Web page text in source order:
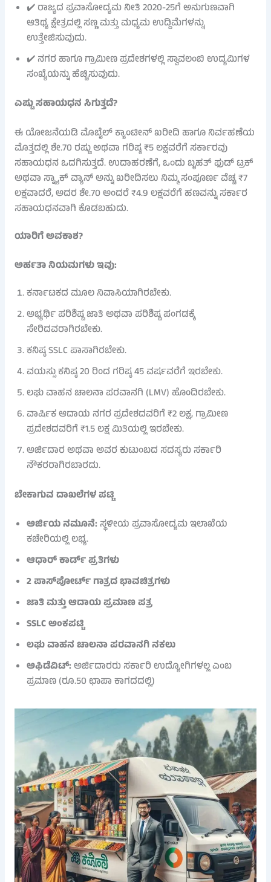
✔️ ರಾಜ್ಯದ ಪ್ರವಾಸೋದ್ಯಮ ನೀತಿ 2020-25ಗೆ ಅನುಗುಣವಾಗಿ
ಆತಿಥ್ಯ ಕ್ಷೇತ್ರದಲ್ಲಿ ಸಣ್ಣ ಮತ್ತು ಮಧ್ಯಮ ಉದ್ದಿಮೆಗಳನ್ನು
ಉತ್ತೇಜಿಸುವುದು.
✔️ ನಗರ ಹಾಗೂ ಗ್ರಾಮೀಣ ಪ್ರದೇಶಗಳಲ್ಲಿ ಸ್ವಾವಲಂಬಿ ಉದ್ಯಮಿಗಳ
ಸಂಖ್ಯೆಯನ್ನು ಹೆಚ್ಚಿಸುವುದು.
ಎಷ್ಟು ಸಹಾಯಧನ ಸಿಗುತ್ತದೆ?
ಈ ಯೋಜನೆಯಡಿ ಮೊಬೈಲ್ ಕ್ಯಾಂಟೀನ್ ಖರೀದಿ ಹಾಗೂ ನಿರ್ವಹಣೆಯ
ಮೊತ್ತದಲ್ಲಿ ಶೇ.70 ರಷ್ಟು ಅಥವಾ ಗರಿಷ್ಠ ₹5 ಲಕ್ಷವರೆಗೆ ಸರ್ಕಾರವು
ಸಹಾಯಧನ ಒದಗಿಸುತ್ತದೆ. ಉದಾಹರಣೆಗೆ, ಒಂದು ಬೃಹತ್ ಫುಡ್ ಟ್ರಕ್
ಅಥವಾ ಸ್ನ್ಯಾಕ್ ವ್ಯಾನ್ ಅನ್ನು ಖರೀದಿಸಲು ನಿಮ್ಮ ಸಂಪೂರ್ಣ ವೆಚ್ಚ ₹7
ಲಕ್ಷವಾದರೆ, ಅದರ ಶೇ.70 ಅಂದರೆ ₹4.9 ಲಕ್ಷವರೆಗೆ ಹಣವನ್ನು ಸರ್ಕಾರ
ಸಹಾಯಧನವಾಗಿ ಕೊಡಬಹುದು.
ಯಾರಿಗೆ ಅವಕಾಶ?
ಅರ್ಹತಾ ನಿಯಮಗಳು ಇವು:
ಕರ್ನಾಟಕದ ಮೂಲ ನಿವಾಸಿಯಾಗಿರಬೇಕು.
ಅಭ್ಯರ್ಥಿ ಪರಿಶಿಷ್ಟ ಜಾತಿ ಅಥವಾ ಪರಿಶಿಷ್ಟ ಪಂಗಡಕ್ಕೆ
ಸೇರಿದವರಾಗಿರಬೇಕು.
ಕನಿಷ್ಠ SSLC ಪಾಸಾಗಿರಬೇಕು.
ವಯಸ್ಸು ಕನಿಷ್ಠ 20 ರಿಂದ ಗರಿಷ್ಠ 45 ವರ್ಷವರೆಗೆ ಇರಬೇಕು.
ಲಘು ವಾಹನ ಚಾಲನಾ ಪರವಾನಗಿ (LMV) ಹೊಂದಿರಬೇಕು.
ವಾರ್ಷಿಕ ಆದಾಯ ನಗರ ಪ್ರದೇಶದವರಿಗೆ ₹2 ಲಕ್ಷ, ಗ್ರಾಮೀಣ
ಪ್ರದೇಶದವರಿಗೆ ₹1.5 ಲಕ್ಷ ಮಿತಿಯಲ್ಲಿ ಇರಬೇಕು.
ಅರ್ಜಿದಾರ ಅಥವಾ ಅವರ ಕುಟುಂಬದ ಸದಸ್ಯರು ಸರ್ಕಾರಿ
ನೌಕರರಾಗಿರಬಾರದು.
ಬೇಕಾಗುವ ದಾಖಲೆಗಳ ಪಟ್ಟಿ
ಅರ್ಜಿಯ ನಮೂನೆ:ಸ್ಥಳೀಯ ಪ್ರವಾಸೋದ್ಯಮ ಇಲಾಖೆಯ
ಕಚೇರಿಯಲ್ಲಿ ಲಭ್ಯ.
ಆಧಾರ್ ಕಾರ್ಡ್ ಪ್ರತಿಗಳು
2 ಪಾಸ್‌ಪೋರ್ಟ್ ಗಾತ್ರದ ಭಾವಚಿತ್ರಗಳು
ಜಾತಿ ಮತ್ತು ಆದಾಯ ಪ್ರಮಾಣ ಪತ್ರ
SSLC ಅಂಕಪಟ್ಟಿ
ಲಘು ವಾಹನ ಚಾಲನಾ ಪರವಾನಗಿ ನಕಲು
ಅಫಿಡೆವಿಟ್:ಅರ್ಜಿದಾರರು ಸರ್ಕಾರಿ ಉದ್ಯೋಗಿಗಳಲ್ಲ ಎಂಬ
ಪ್ರಮಾಣ (ರೂ.50 ಛಾಪಾ ಕಾಗದದಲ್ಲಿ)